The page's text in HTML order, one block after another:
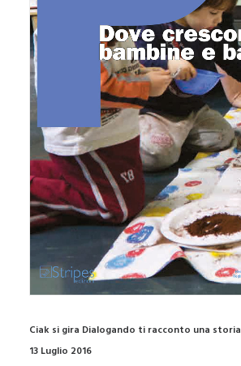
Ciak si gira Dialogando ti racconto una storia
13 Luglio 2016